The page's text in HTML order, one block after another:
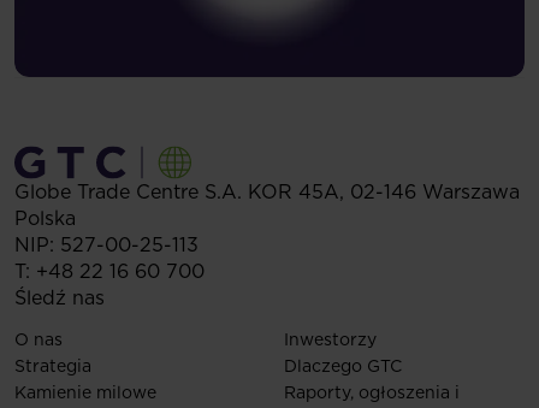
Globe Trade Centre S.A. KOR 45A, 02-146 Warszawa
Polska
NIP: 527-00-25-113
T: +48 22 16 60 700
Śledź nas
O nas
Strategia
Kamienie milowe
Inwestorzy
Dlaczego GTC
Raporty, ogłoszenia i